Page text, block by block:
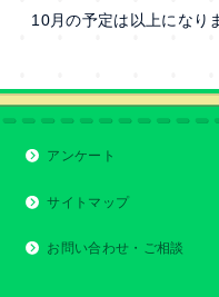
10月の予定は以上になり
アンケート
サイトマップ
お問い合わせ・ご相談